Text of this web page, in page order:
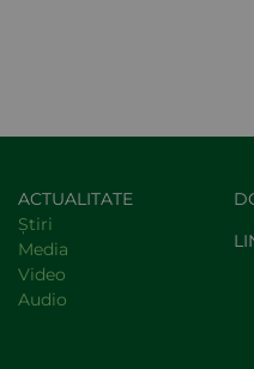
ACTUALITATE
Știri
Media
Video
Audio